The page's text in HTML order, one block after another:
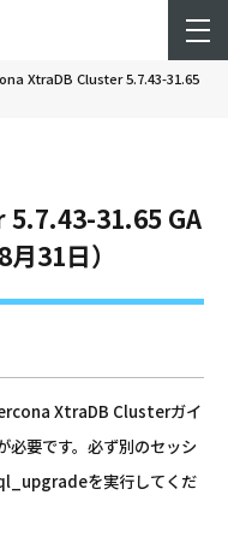
XtraDB Cluster 5.7.43-31.65
31.65 GA
31日）
XtraDB Clusterガイ
必要です。必ず別のセッシ
を実行してくだ